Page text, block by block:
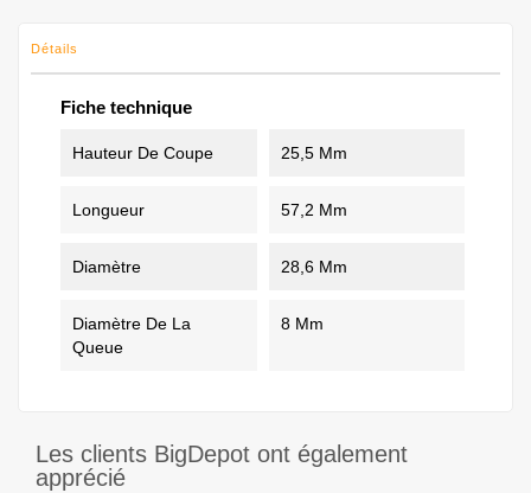
Détails
Fiche technique
Hauteur De Coupe 25,5 Mm
Longueur 57,2 Mm
Diamètre 28,6 Mm
Diamètre De La
Queue
8 Mm
Les clients BigDepot ont également
apprécié